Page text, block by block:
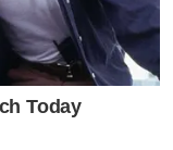
Today